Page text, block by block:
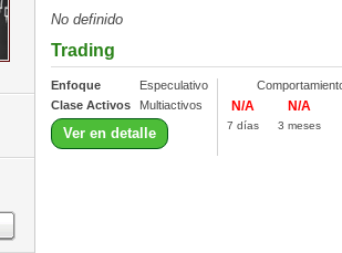
No definido
Trading
Enfoque
Especulativo
Clase Activos
Multiactivos
Ver en detalle
N/A
7 días
N/A
3 meses